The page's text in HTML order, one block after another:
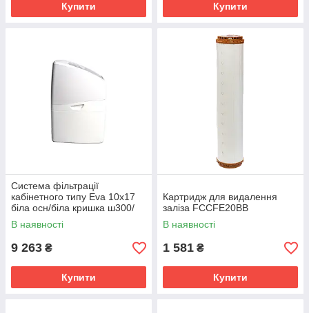
Купити Купити
Система фільтрації
кабінетного типу Eva 10x17
біла осн/біла кришка ш300/
г500/ в741
В наявності
9 263 ₴
Купити
Картридж для видалення
заліза FCCFE20BB
В наявності
1 581 ₴
Купити